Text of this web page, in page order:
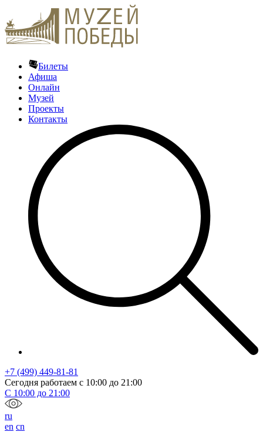
Билеты
Афиша
Онлайн
Музей
Проекты
Контакты
+7 (499) 449-81-81
Сегодня работаем с 10:00 до 21:00
С 10:00 до 21:00
ru
en cn